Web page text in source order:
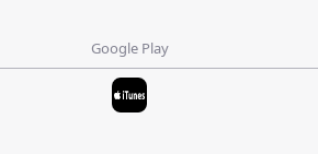
Google Play